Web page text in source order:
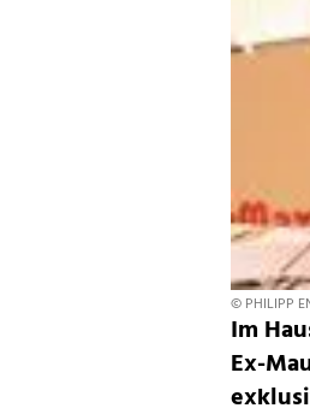
© PHILIPP
Im
Ex-